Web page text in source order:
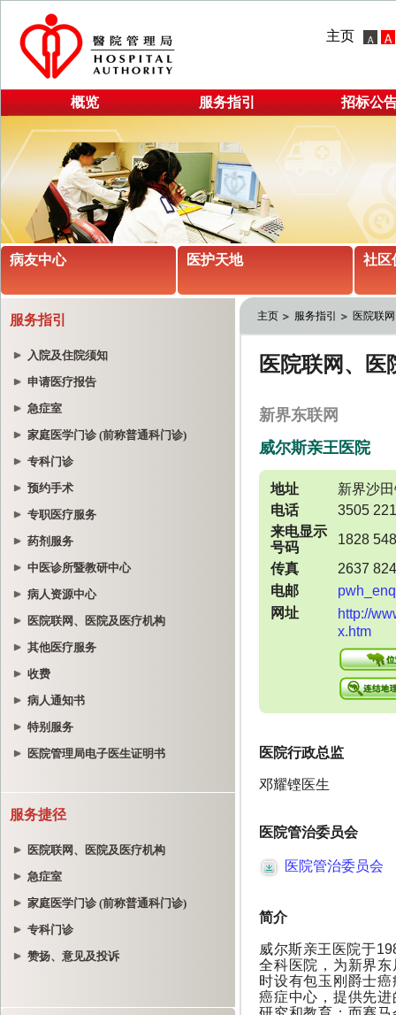
主页
概览 服务指引 招标公
病友中心 医护天地 社区
服务指引
入院及住院须知
申请医疗报告
急症室
家庭医学门诊 (前称普通科门诊)
专科门诊
预约手术
专职医疗服务
药剂服务
中医诊所暨教研中心
病人资源中心
医院联网、医院及医疗机构
其他医疗服务
收费
病人通知书
特别服务
医院管理局电子医生证明书
服务捷径
医院联网、医院及医疗机构
急症室
家庭医学门诊 (前称普通科门诊)
专科门诊
赞扬、意见及投诉
主页 服务指引 医院联